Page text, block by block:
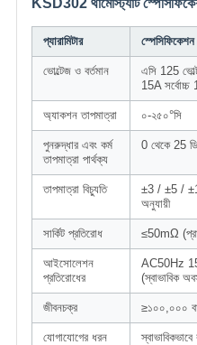
প্যারামিটার স্পেসিফিকেশন
ভোল্টেজ ও বর্তমান
এসি 125
15A সর্বোচ্চ
অ্যাকশন তাপমাত্রা ০-২৫০°সি
পুনরুদ্ধার এবং কর্ম
তাপমাত্রা পার্থক্য
0 থেকে 25
তাপমাত্রা বিচ্যুতি
±3 / ±5 /
অনুযায়ী
সার্কিট প্রতিরোধ ≤50mΩ
আইসোলেশন
প্রতিরোধের
AC50Hz
(স্বাভাবিক
জীবনচক্র ≥১০০,০০০
যোগাযোগের ধরন